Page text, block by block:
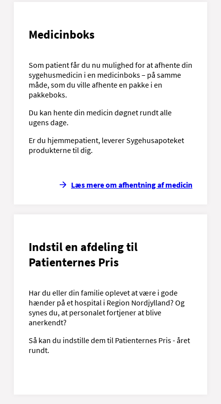
Medicinboks
Som patient får du nu mulighed for at afhente din
sygehusmedicin i en medicinboks – på samme
måde, som du ville afhente en pakke i en
pakkeboks.
Du kan hente din medicin døgnet rundt alle
ugens dage.
Er du hjemmepatient, leverer Sygehusapoteket
produkterne til dig.
Læs mere om afhentning af medicin
Indstil en afdeling til
Patienternes Pris
Har du eller din familie oplevet at være i gode
hænder på et hospital i Region Nordjylland? Og
synes du, at personalet fortjener at blive
anerkendt?
Så kan du indstille dem til Patienternes Pris - året
rundt.